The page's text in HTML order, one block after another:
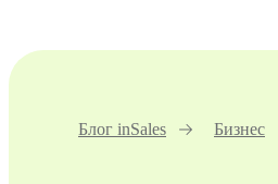
Блог inSales Бизнес